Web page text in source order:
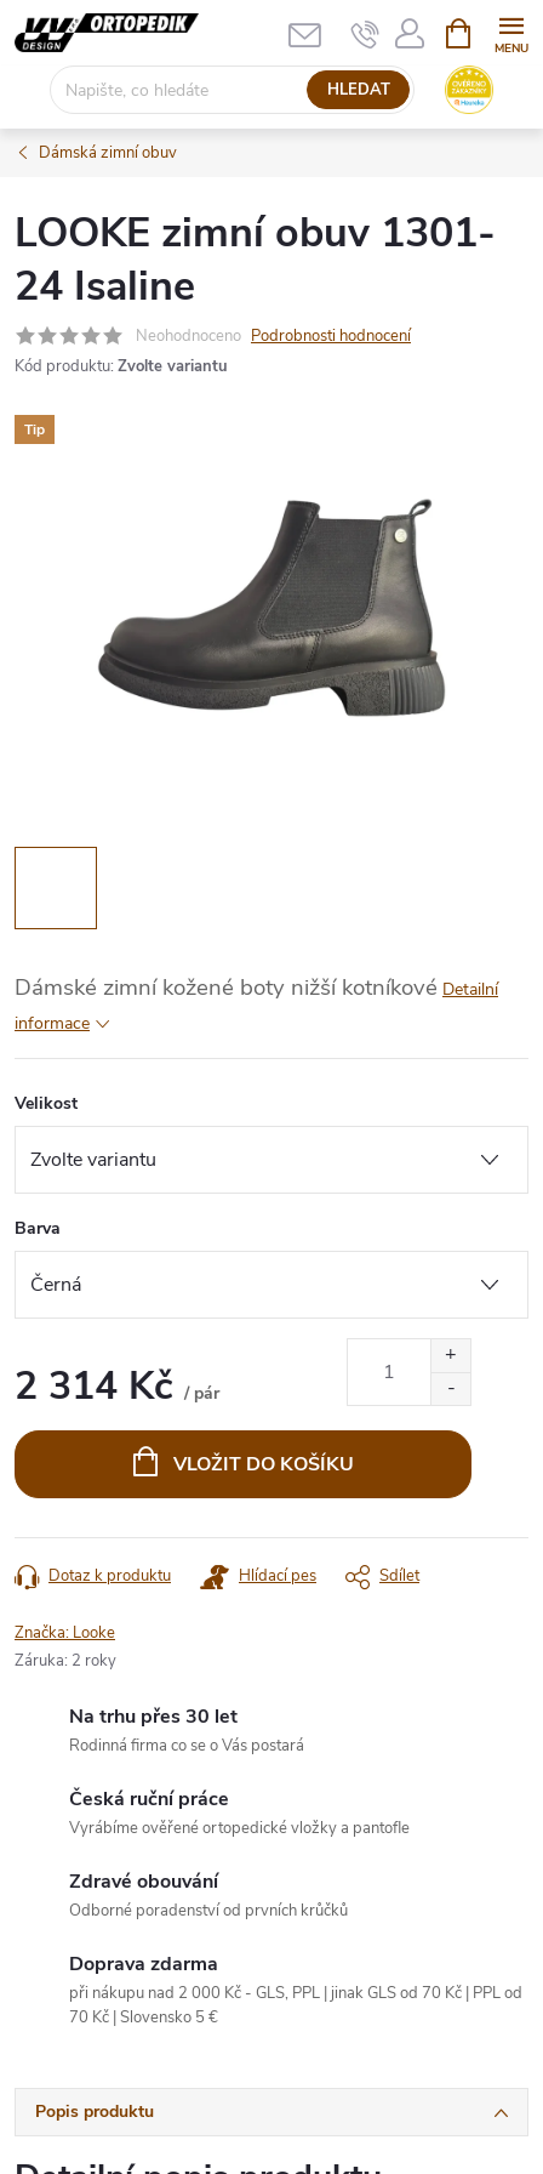
Přejít
na
HLEDAT
NÁKUPNÍ
KOŠÍK
Dámská zimní obuv
LOOKE zimní obuv 1301-
24 Isaline
Neohodnoceno Podrobnosti hodnocení
Kód produktu: Zvolte variantu
Tip
Dámské zimní kožené boty nižší kotníkové Detailní
informace
Velikost
Barva
2 314 Kč / pár
cena:
VLOŽIT DO KOŠÍKU
Dotaz k produktu Hlídací pes Sdílet
Značka: Looke
Záruka: 2 roky
Na trhu přes 30 let
Rodinná firma co se o Vás postará
Česká ruční práce
Vyrábíme ověřené ortopedické vložky a pantofle
Zdravé obouvání
Odborné poradenství od prvních krůčků
Doprava zdarma
při nákupu nad 2 000 Kč - GLS, PPL | jinak GLS od 70 Kč | PPL od
70 Kč | Slovensko 5 €
Popis produktu